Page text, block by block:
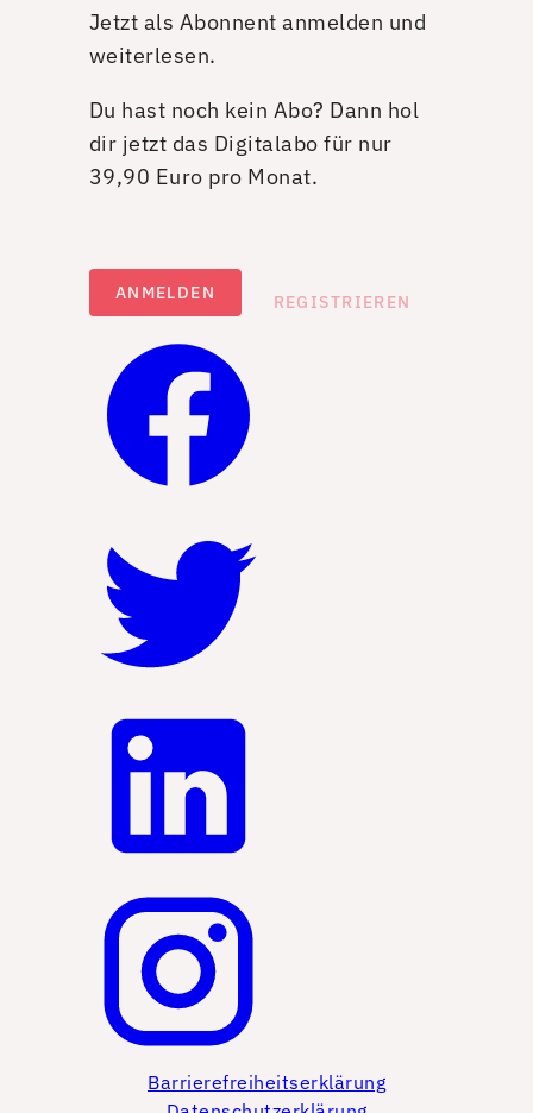
Jetzt als Abonnent anmelden und
weiterlesen.
Du hast noch kein Abo? Dann hol
dir jetzt das Digitalabo für nur
39,90 Euro pro Monat.
ANMELDEN REGISTRIEREN
Barrierefreiheitserklärung